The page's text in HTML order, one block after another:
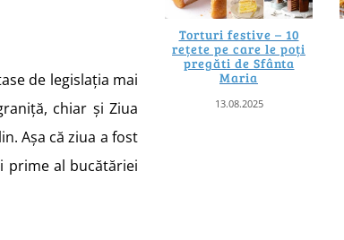
de legislația mai
chiar și Ziua
Așa că ziua a fost
prime al bucătăriei
Torturi festive – 10
rețete pe care le poți
pregăti de Sfânta
Maria
13.08.2025